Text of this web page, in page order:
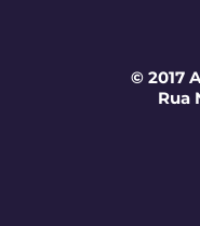
© 2017
Rua